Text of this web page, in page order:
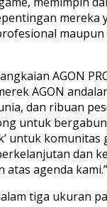
mereka
maupun
AGON
AGON
dan ribuan
untuk
untuk komunitas
dan
atas agenda kami.”
tiga ukuran